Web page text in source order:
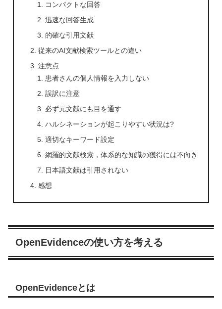
コンパクトな回答
迅速な回答生成
的確な引用文献
従来のAI文献検索ツールとの違い
注意点
患者さんの個人情報を入力しない
誤訳に注意
必ず元文献にも目を通す
ハルシネーションが起こりやすい状況は?
適切なキーワード設定
網羅的文献検索，体系的な知識の獲得には不向き
日本語文献は引用されない
感想
OpenEvidenceの使い方を考える
OpenEvidenceとは